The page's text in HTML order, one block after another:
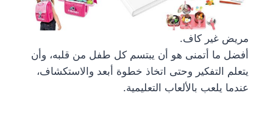
مريض غير كاف.
أفضل ما أتمنى هو أن يبتسم كل طفل من قلبه، وأن
يتعلم التفكير وحتى اتخاذ خطوة أبعد والاستكشاف،
عندما يلعب بالألعاب التعليمية.